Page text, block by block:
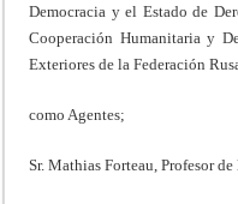
Democracia y el Estado de
Cooperación Humanitaria y
Exteriores de la Federación
como Agentes;
Sr. Mathias Forteau, Profesor